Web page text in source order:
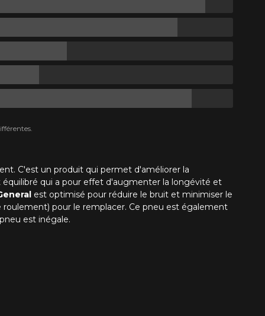
C'est un produit qui permet d'améliorer la
qui a pour effet d'augmenter la longévité et
est optimisé pour réduire le bruit et minimiser le
pour le remplacer. Ce pneu est également
est inégale.